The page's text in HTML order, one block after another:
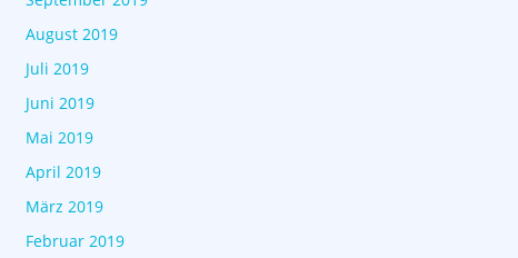
August 2019
Juli 2019
Juni 2019
Mai 2019
April 2019
März 2019
Februar 2019